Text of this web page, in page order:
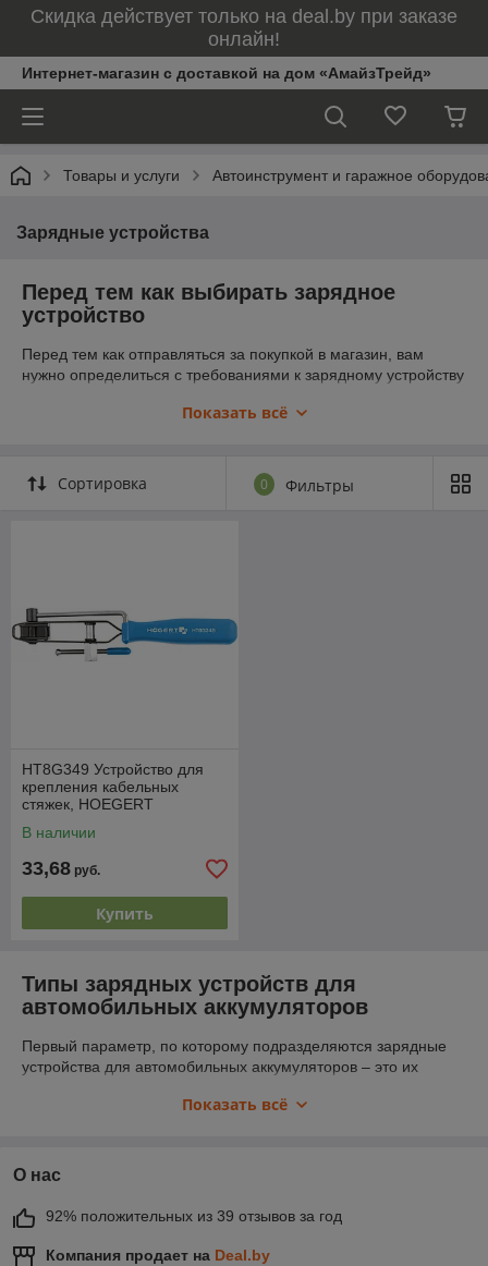
Скидка действует только на deal.by при заказе
онлайн!
Интернет-магазин с доставкой на дом «АмайзТрейд»
Товары и услуги Автоинструмент и гаражное
Зарядные устройства
Перед тем как выбирать зарядное
устройство
Перед тем как отправляться за покупкой в магазин, вам
нужно определиться с требованиями к зарядному устройству
вариант – это покупка «чего-нибудь» подешевле «для
Показать всё
Сортировка 0 Фильтры
HT8G349 Устройство для
крепления кабельных
стяжек, HOEGERT
В наличии
33,68 руб.
Купить
Типы зарядных устройств для
автомобильных аккумуляторов
Первый параметр, по которому подразделяются зарядные
устройства для автомобильных аккумуляторов – это их
пусковые.
Как нетрудно понять из названия, одни предназначены для
зарядки, другие для запуска, третья группа – универсальные
модели.
Показать всё
О нас
92% положительных из 39 отзывов за год
Компания продает на Deal.by